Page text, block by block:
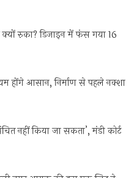
रुका? डिजाइन में फंस गया 16
होंगे आसान, निर्माण से पहले नक्शा
नहीं किया जा सकता’, मंडी कोर्ट